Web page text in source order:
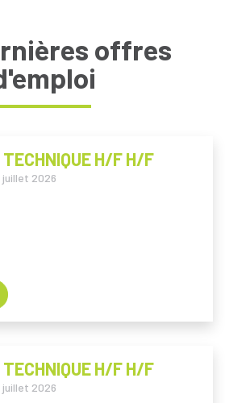
offres
TECHNIQUE H/F H/F
juillet 2026
TECHNIQUE H/F H/F
juillet 2026